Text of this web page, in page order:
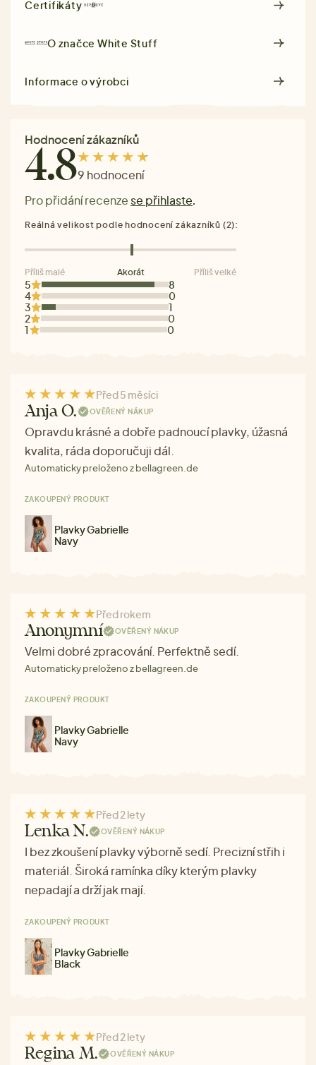
Certifikáty
O značceWhite Stuff
Informace o výrobci
Hodnocení zákazníků
4.89 hodnocení
Pro přidání recenze se přihlaste.
5
8
4
0
3
1
2
0
1
0
Reálná velikost podle hodnocení zákazníků (2):
Příliš malé Akorát Příliš velké
Před 5 měsíci
Anja O. OVĚŘENÝ NÁKUP
Opravdu krásné a dobře padnoucí plavky, úžasná
kvalita, ráda doporučuji dál.
Automaticky preloženo z bellagreen.de
ZAKOUPENÝ PRODUKT
Plavky Gabrielle
Navy
Před rokem
Anonymní OVĚŘENÝ NÁKUP
Velmi dobré zpracování. Perfektně sedí.
Automaticky preloženo z bellagreen.de
ZAKOUPENÝ PRODUKT
Plavky Gabrielle
Navy
Před 2 lety
Lenka N. OVĚŘENÝ NÁKUP
I bez zkoušení plavky výborně sedí. Precizní střih i
materiál. Široká ramínka díky kterým plavky
nepadají a drží jak mají.
ZAKOUPENÝ PRODUKT
Plavky Gabrielle
Black
Před 2 lety
Regina M. OVĚŘENÝ NÁKUP